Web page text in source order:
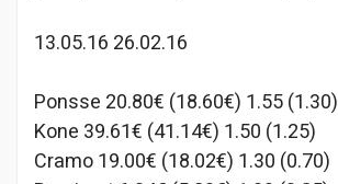
13.05.16 26.02.16
Ponsse 20.80€ (18.60€) 1.55 (1.30)
Kone 39.61€ (41.14€) 1.50 (1.25)
Cramo 19.00€ (18.02€) 1.30 (0.70)